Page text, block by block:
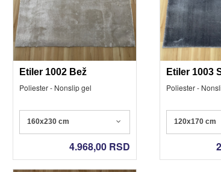
Etiler 1002 Bež
Poliester - Nonslip gel
160x230 cm
4.968,00RSD
Etiler 1003
Poliester -
120x170 cm